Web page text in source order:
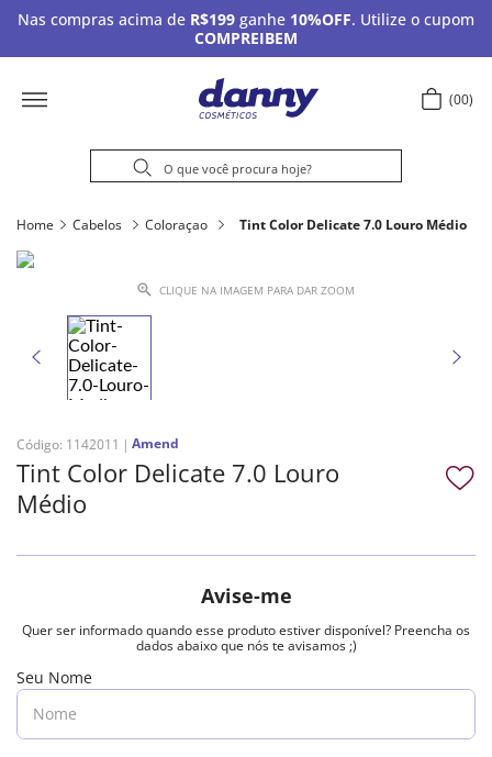
Nas compras acima de R$199 ganhe 10%OFF. Utilize o cupom
COMPREIBEM
00
Home Cabelos Coloraçao Tint Color Delicate 7.0 Louro Médio
CLIQUE NA IMAGEM PARA DAR ZOOM
Código: 1142011 Amend
Tint Color Delicate 7.0 Louro
Médio